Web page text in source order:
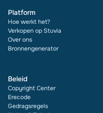
Platform
Hoe werkt het?
Verkopen op Stuvia
Over ons
Bronnengenerator
Beleid
Copyright Center
Erecode
Gedragsregels